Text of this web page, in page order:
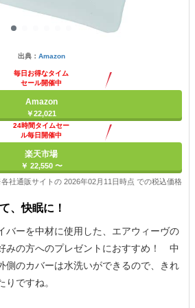
出典： Amazon
毎日お得なタイム
セール開催中
Amazon
￥22,021
24時間タイムセー
ル毎日開催中
楽天市場
￥ 22,550 〜
社通販サイトの 2026年02月11日時点 での税込価格
、快眠に！
バーを中材に使用した、エアウィーヴの
みの方へのプレゼントにおすすめ！ 中
側のカバーは水洗いができるので、きれ
ですね。